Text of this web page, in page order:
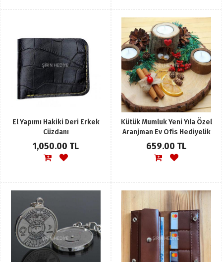
El Yapımı Hakiki Deri Erkek
Cüzdanı
1,050.00 TL
Kütük Mumluk Yeni Yıla Özel
Aranjman Ev Ofis Hediyelik
659.00 TL